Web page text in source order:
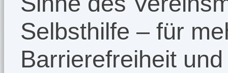
Selbsthilfe – für
Barrierefreiheit